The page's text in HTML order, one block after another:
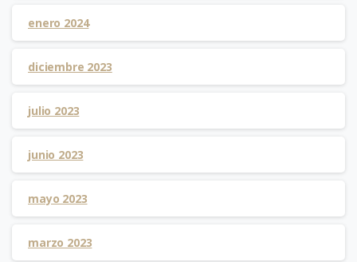
enero 2024
diciembre 2023
julio 2023
junio 2023
mayo 2023
marzo 2023